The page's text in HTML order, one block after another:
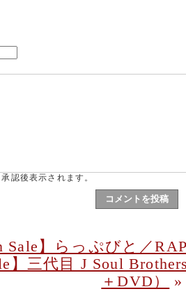
認後表示されます。
Sale】らっぷびと／
】三代目 J Soul
＋DVD）
»